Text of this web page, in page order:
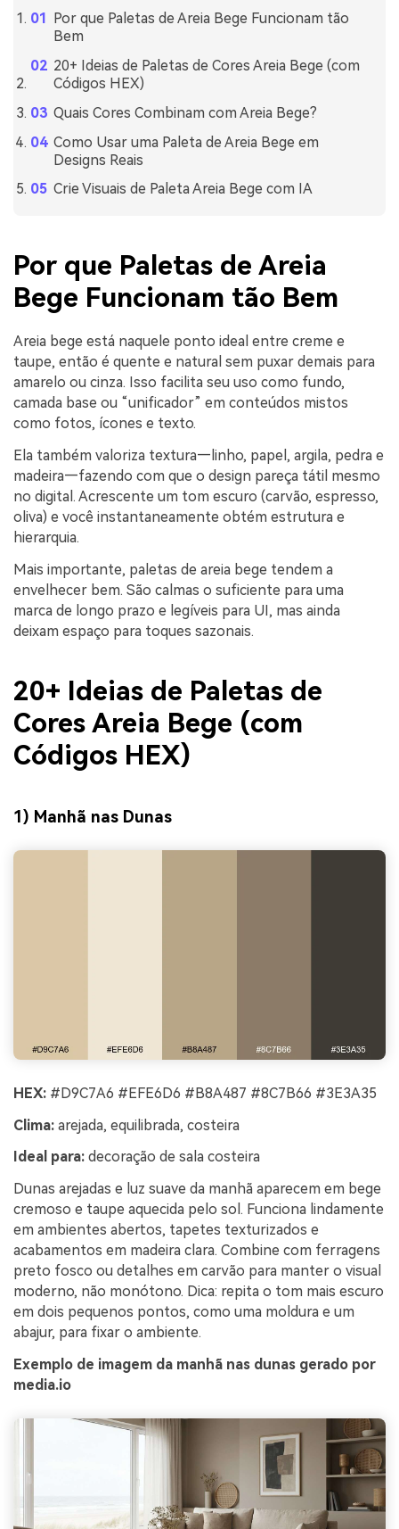
Por que Paletas de Areia Bege Funcionam tão
Bem
20+ Ideias de Paletas de Cores Areia Bege (com
Códigos HEX)
Quais Cores Combinam com Areia Bege?
Como Usar uma Paleta de Areia Bege em
Designs Reais
Crie Visuais de Paleta Areia Bege com IA
Por que Paletas de Areia
Bege Funcionam tão Bem
Areia bege está naquele ponto ideal entre creme e
taupe, então é quente e natural sem puxar demais para
amarelo ou cinza. Isso facilita seu uso como fundo,
camada base ou “unificador” em conteúdos mistos
como fotos, ícones e texto.
Ela também valoriza textura—linho, papel, argila, pedra e
madeira—fazendo com que o design pareça tátil mesmo
no digital. Acrescente um tom escuro (carvão, espresso,
oliva) e você instantaneamente obtém estrutura e
hierarquia.
Mais importante, paletas de areia bege tendem a
envelhecer bem. São calmas o suficiente para uma
marca de longo prazo e legíveis para UI, mas ainda
deixam espaço para toques sazonais.
20+ Ideias de Paletas de
Cores Areia Bege (com
Códigos HEX)
1) Manhã nas Dunas
HEX: #D9C7A6 #EFE6D6 #B8A487 #8C7B66 #3E3A35
Clima: arejada, equilibrada, costeira
Ideal para: decoração de sala costeira
Dunas arejadas e luz suave da manhã aparecem em bege
cremoso e taupe aquecida pelo sol. Funciona lindamente
em ambientes abertos, tapetes texturizados e
acabamentos em madeira clara. Combine com ferragens
preto fosco ou detalhes em carvão para manter o visual
moderno, não monótono. Dica: repita o tom mais escuro
em dois pequenos pontos, como uma moldura e um
abajur, para fixar o ambiente.
Exemplo de imagem da manhã nas dunas gerado por
media.io